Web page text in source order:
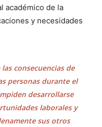
académico de la
y necesidades
consecuencias de
personas durante el
desarrollarse
laborales y
sus otros